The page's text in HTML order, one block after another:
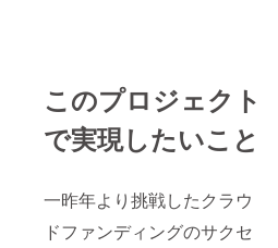
このプロジェクト
で実現したいこと
一昨年より挑戦したクラウ
ドファンディングのサクセ